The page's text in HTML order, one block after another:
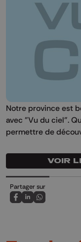
Notre province est
avec "Vu du ciel".
permettre de
VOIR
Partager sur
Partagez sur FaceBook
Partagez sur
Partagez sur